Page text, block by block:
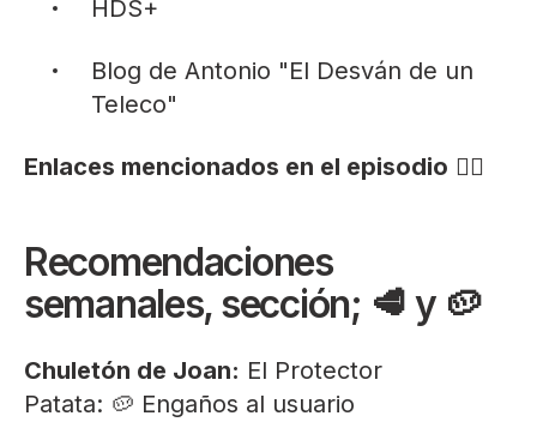
HDS+
Blog de Antonio "El Desván de un
Teleco"
Enlaces mencionados en el episodio 👇🏻
Recomendaciones
semanales, sección; 🥩 y 🥔
Chuletón de Joan: El Protector
Patata: 🥔 Engaños al usuario